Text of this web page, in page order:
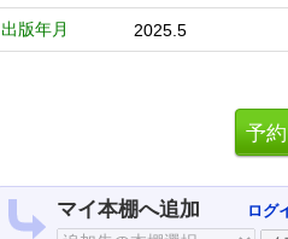
出版年月 2025.5
マイ本棚へ追加 ログ